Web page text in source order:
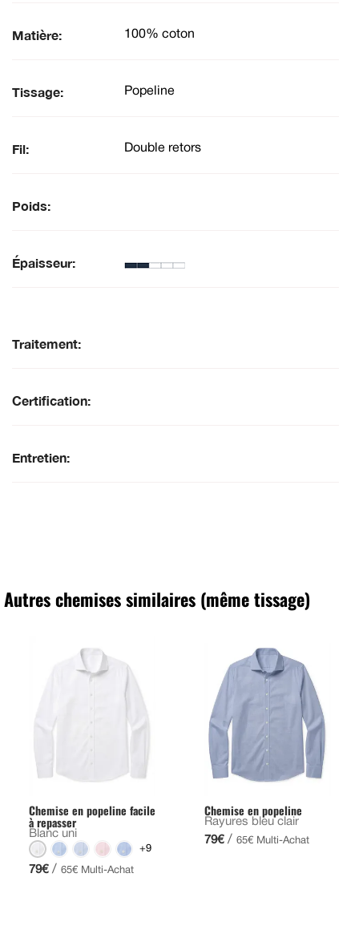
Matière: 100% coton
Tissage: Popeline
Fil: Double retors
Poids:
Épaisseur:
Traitement:
Certification:
Entretien:
Autres chemises similaires (même tissage)
Chemise en popeline facile
à repasser
Blanc uni
+9
79€ / 65€ Multi-Achat
Chemise en popeline
Rayures bleu clair
79€ / 65€ Multi-Achat